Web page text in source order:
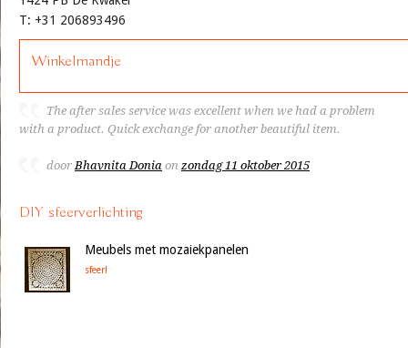
T: +31 206893496
Winkelmandje
The after sales service was excellent when we had a problem
with a product. Quick exchange for another beautiful item.
doorBhavnita Donia on zondag 11 oktober 2015
DIY sfeerverlichting
Meubels met mozaiekpanelen
sfeer!